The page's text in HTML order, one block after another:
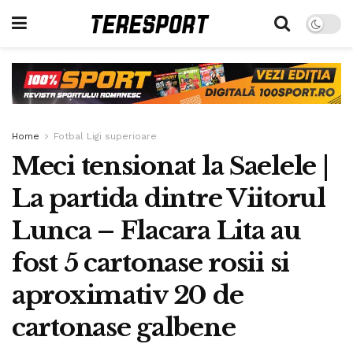
Home Fotbal Ligi superioare
Meci tensionat la Saelele |
La partida dintre Viitorul
Lunca – Flacara Lita au
fost 5 cartonase rosii si
aproximativ 20 de
cartonase galbene